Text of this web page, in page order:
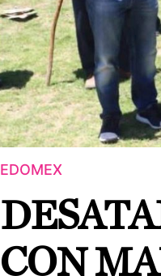
EDOMEX
CON